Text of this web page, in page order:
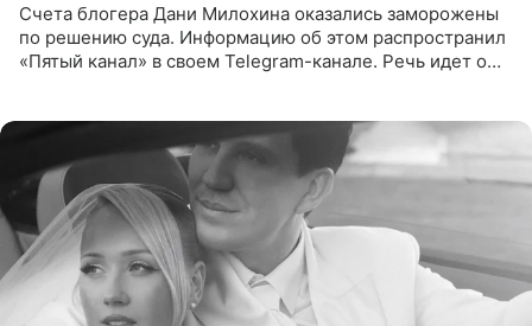
Счета блогера Дани Милохина оказались заморожены
по решению суда. Информацию об этом распространил
«Пятый канал» в своем Telegram-канале. Речь идет о